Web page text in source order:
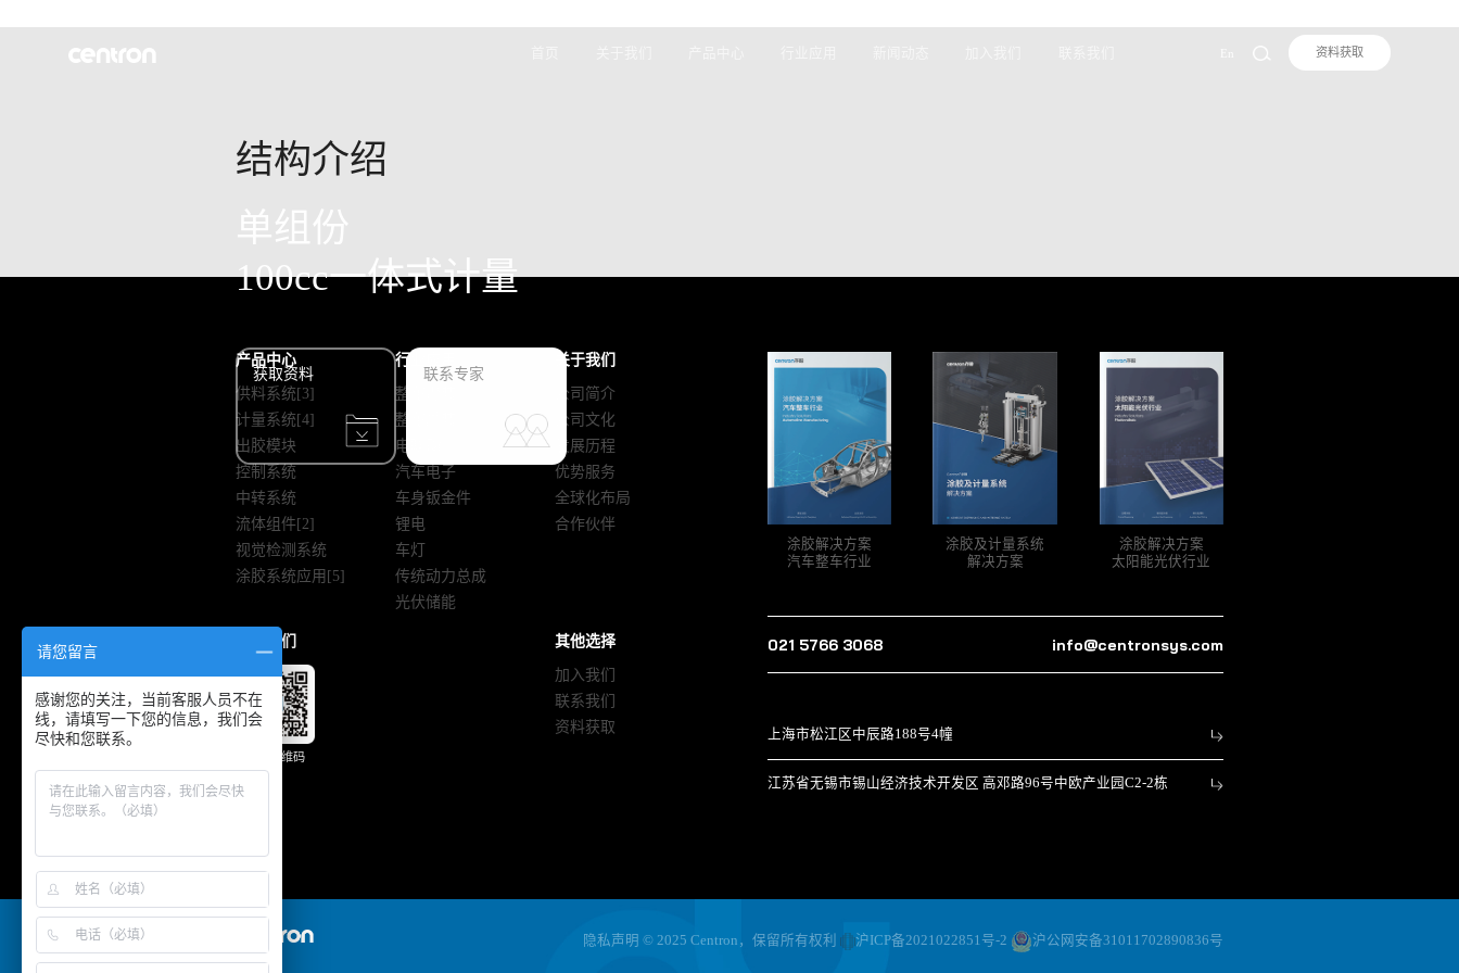
资料获取
100cc一体式计量
获取资料 联系专家
结构介绍
产品中心
供料系统[3]
计量系统[4]
出胶模块
控制系统
中转系统
流体组件[2]
视觉检测系统
涂胶系统应用[5]
行业应用
整车焊装
整车总装
电驱动
汽车电子
车身钣金件
锂电
车灯
传统动力总成
光伏储能
关于我们
公司简介
公司文化
发展历程
优势服务
全球化布局
合作伙伴
关注我们
微信二维码
其他选择
加入我们
联系我们
资料获取
涂胶解决方案
汽车整车行业
涂胶及计量系统
解决方案
涂胶解决方案
太阳能光伏行业
021 5766 3068 info@centronsys.com
上海市松江区中辰路188号4幢
江苏省无锡市锡山经济技术开发区 高邓路96号中欧产业园C2-2栋
隐私声明 © 2025 Centron，保留所有权利 沪ICP备2021022851号-2 沪公网安备31011702890836号
请您留言
感谢您的关注，当前客服人员不在
线，请填写一下您的信息，我们会
尽快和您联系。